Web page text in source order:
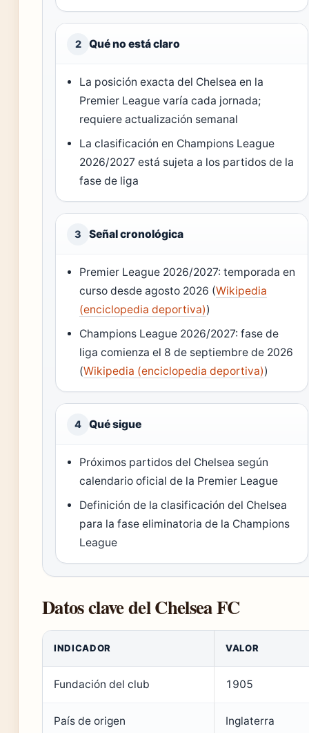
2 Qué no está claro
La posición exacta del Chelsea en la
Premier League varía cada jornada;
requiere actualización semanal
La clasificación en Champions League
2026/2027 está sujeta a los partidos de la
fase de liga
3 Señal cronológica
Premier League 2026/2027: temporada en
curso desde agosto 2026 (Wikipedia
(enciclopedia deportiva))
Champions League 2026/2027: fase de
liga comienza el 8 de septiembre de 2026
(Wikipedia (enciclopedia deportiva))
4 Qué sigue
Próximos partidos del Chelsea según
calendario oficial de la Premier League
Definición de la clasificación del Chelsea
para la fase eliminatoria de la Champions
League
Datos clave del Chelsea FC
INDICADOR VALOR
Fundación del club 1905
País de origen Inglaterra